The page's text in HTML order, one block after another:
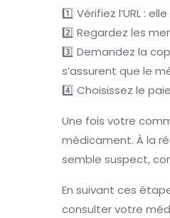
1️⃣ Vérifiez l’URL :
2️⃣ Regardez les
3️⃣ Demandez la
s’assurent que le
4️⃣ Choisissez le
Une fois votre
médicament. À la
semble suspect,
En suivant ces
consulter votre